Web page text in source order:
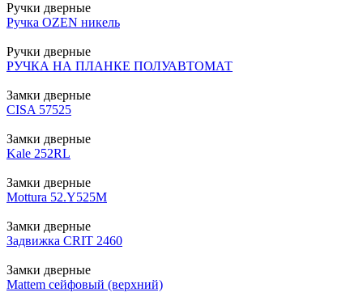
Ручки дверные
Ручка OZEN никель
Ручки дверные
РУЧКА НА ПЛАНКЕ ПОЛУАВТОМАТ
Замки дверные
CISA 57525
Замки дверные
Kale 252RL
Замки дверные
Mottura 52.Y525М
Замки дверные
Задвижка CRIT 2460
Замки дверные
Mattem сейфовый (верхний)